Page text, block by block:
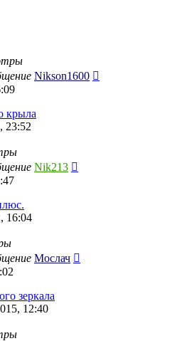
Nikson1600
крыла
23:52
Nik213
16:04
Мослач
зеркала
12:40